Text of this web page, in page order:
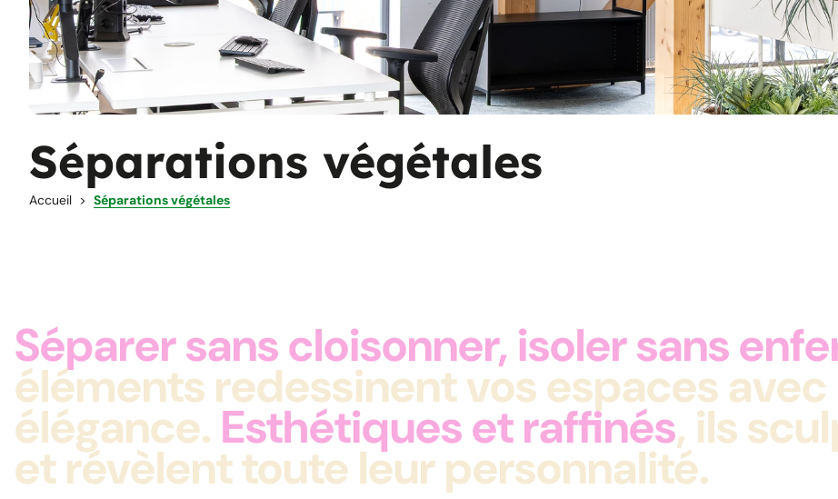
Séparations végétales
Accueil Séparations végétales
Séparer sans cloisonner, isoler sans
éléments redessinent vos espaces
élégance. Esthétiques et raffinés, ils
et révèlent toute leur personnalité.